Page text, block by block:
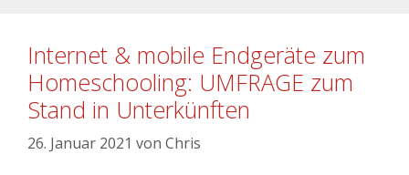
Internet & mobile Endgeräte zum
Homeschooling: UMFRAGE zum
Stand in Unterkünften
26. Januar 2021 von Chris